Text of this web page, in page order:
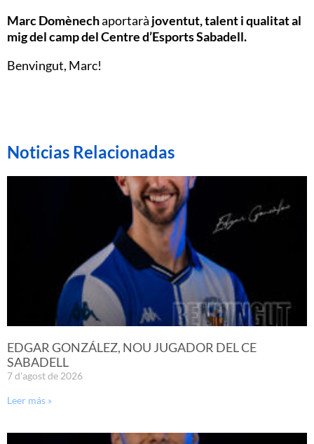
Marc Domènechaportarà joventut, talent i qualitat al
mig del camp del Centre d’Esports Sabadell.
Benvingut, Marc!
Noticias Relacionadas
EDGAR GONZÁLEZ, NOU JUGADOR DEL CE
SABADELL
7 d'agost de 2026
Leer más »